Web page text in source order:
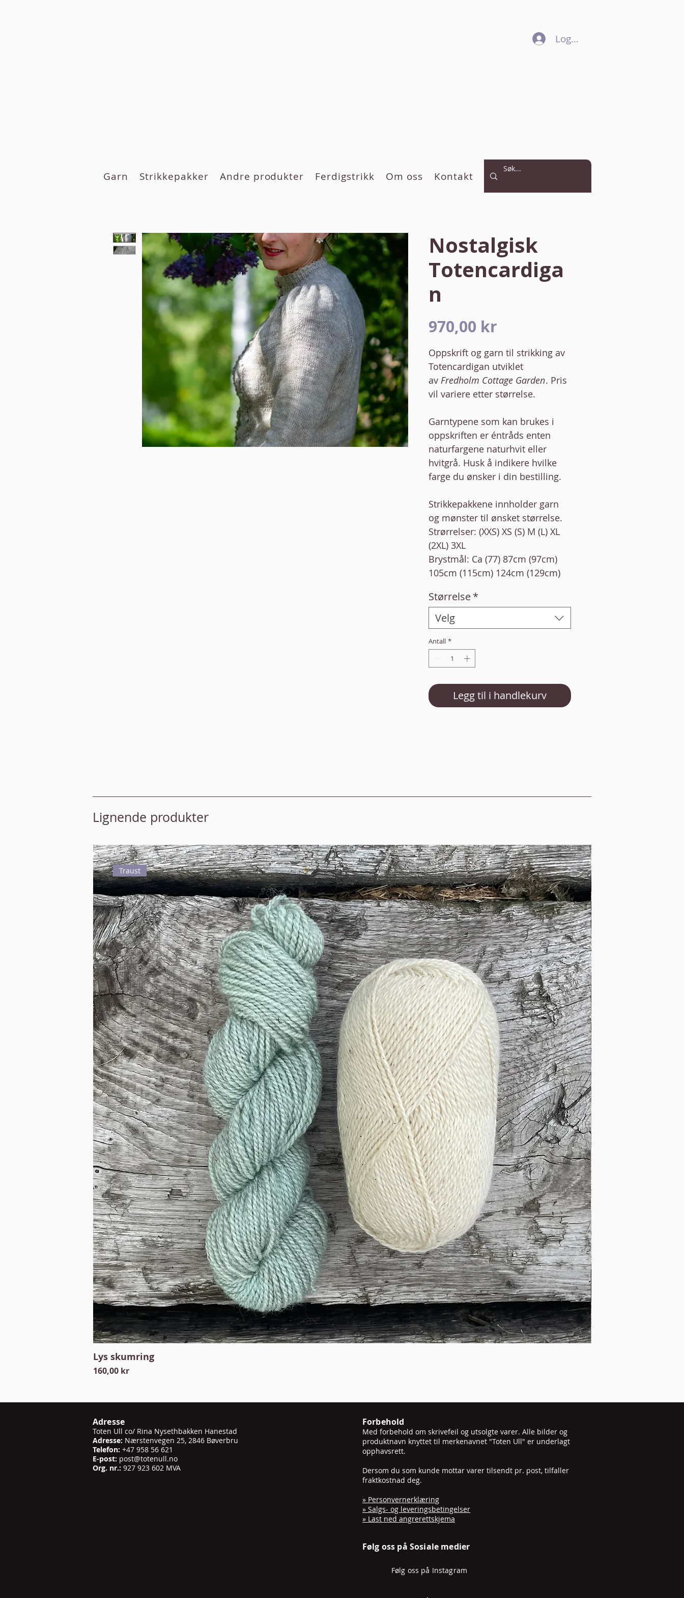
Logg inn
Garn Strikkepakker Andre produkter Ferdigstrikk Om oss Kontakt
Nostalgisk
Totencardiga
n
970,00 kr
Oppskrift og garn til strikking av
Totencardigan utviklet
av Fredholm Cottage Garden. Pris
vil variere etter størrelse.
Garntypene som kan brukes i
oppskriften er éntråds enten
naturfargene naturhvit eller
hvitgrå. Husk å indikere hvilke
farge du ønsker i din bestilling.
Strikkepakkene innholder garn
og mønster til ønsket størrelse.
Strørrelser: (XXS) XS (S) M (L) XL
(2XL) 3XL
Brystmål: Ca (77) 87cm (97cm)
105cm (115cm) 124cm (129cm)
Størrelse*
Velg
Antall *
Legg til i handlekurv
Lignende produkter
Traust
Lys skumring
Pris
160,00 kr
Adresse
Toten Ull co/ Rina Nysethbakken Hanestad
Adresse: Nærstenvegen 25, 2846 Bøverbru
Telefon: +47 958 56 621
E-post: post@totenull.no
Org. nr.: 927 923 602 MVA
Forbehold
Med forbehold om skrivefeil og utsolgte varer. Alle bilder og
produktnavn knyttet til merkenavnet "Toten Ull" er underlagt
opphavsrett.
Dersom du som kunde mottar varer tilsendt pr. post, tilfaller
fraktkostnad deg.
» Personvernerklæring
» Salgs- og leveringsbetingelser
» Last ned angrerettskjema
Følg oss på Sosiale medier
Følg oss på Instagram